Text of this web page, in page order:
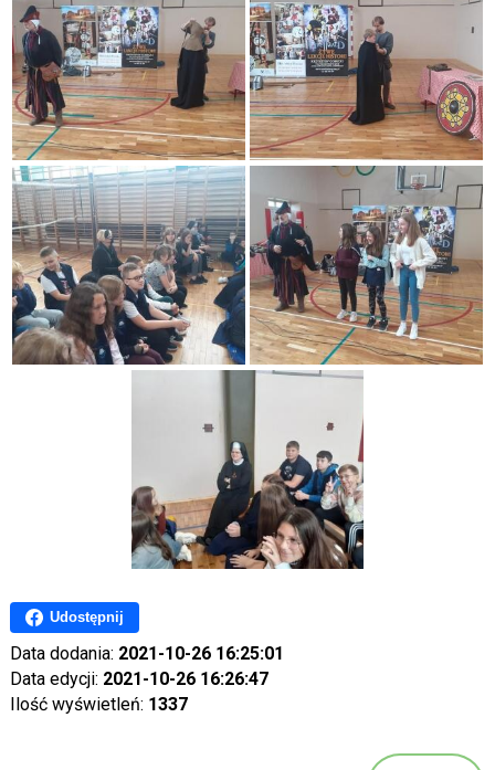
Udostępnij
Data dodania: 2021-10-26 16:25:01
Data edycji: 2021-10-26 16:26:47
Ilość wyświetleń: 1337